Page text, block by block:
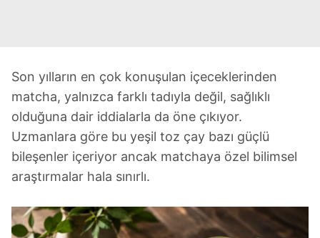
Son yılların en çok konuşulan içeceklerinden
matcha, yalnızca farklı tadıyla değil, sağlıklı
olduğuna dair iddialarla da öne çıkıyor.
Uzmanlara göre bu yeşil toz çay bazı güçlü
bileşenler içeriyor ancak matchaya özel bilimsel
araştırmalar hala sınırlı.